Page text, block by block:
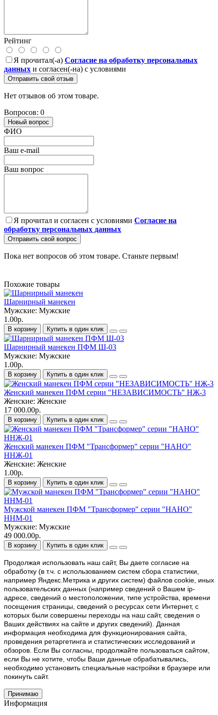
Рейтинг
Я прочитал(-а) Согласие на обработку персональных
данных и согласен(-на) с условиями
Отправить свой отзыв
Нет отзывов об этом товаре.
Вопросов: 0
Новый вопрос
ФИО
Ваш e-mail
Ваш вопрос
Я прочитал и согласен с условиями Согласие на
обработку персональных данных
Отправить свой вопрос
Пока нет вопросов об этом товаре. Станьте первым!
Похожие товары
Шарнирный манекен
Мужские: Мужские
1.00р.
В корзину Купить в один клик
Шарнирный манекен ПФМ Ш-03
Мужские: Мужские
1.00р.
В корзину Купить в один клик
Женский манекен ПФМ серии "НЕЗАВИСИМОСТЬ" НЖ-3
Женские: Женские
17 000.00р.
В корзину Купить в один клик
Женский манекен ПФМ "Трансформер" серии "НАНО"
ННЖ-01
Женские: Женские
1.00р.
В корзину Купить в один клик
Мужской манекен ПФМ "Трансформер" серии "НАНО"
ННМ-01
Мужские: Мужские
49 000.00р.
В корзину Купить в один клик
Продолжая использовать наш cайт, Вы даете согласие на
обработку (в т.ч. с использованием систем сбора статистики,
например Яндекс.Метрика и других систем) файлов cookie, иных
пользовательских данных (например сведений о Вашем ip-
адресе, сведений о местоположении, типе устройства, времени
посещения страницы, сведений о ресурсах сети Интернет, с
которых были совершены переходы на наш сайт, сведения о
Ваших действиях на сайте и других сведений). Данная
информация необходима для функционирования сайта,
проведения ретаргетинга и статистических исследований и
обзоров. Если Вы согласны, продолжайте пользоваться сайтом,
если Вы не хотите, чтобы Ваши данные обрабатывались,
необходимо установить специальные настройки в браузере или
покинуть сайт.
Принимаю
Информация